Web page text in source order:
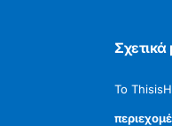
Σχετικά
Το